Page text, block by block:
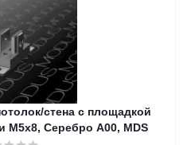
стена с площадкой
М5х8, Серебро A00, MDS